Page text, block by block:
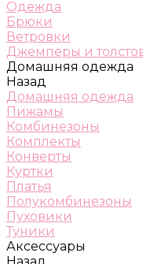
Одежда
Брюки
Ветровки
Джемперы и
Домашняя одежда
Назад
Домашняя одежда
Пижамы
Комбинезоны
Комплекты
Конверты
Куртки
Платья
Полукомбинезоны
Пуховики
Туники
Аксессуары